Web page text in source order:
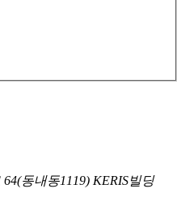
동내동1119) KERIS빌딩